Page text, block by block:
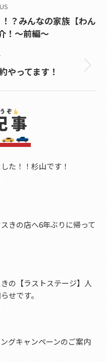
？みんなの家族【わん
！～前編～
やってます！
た！！杉山です！
きの店へ6年ぶりに帰って
の【ラストステージ】人
せです。
グキャンペーンのご案内